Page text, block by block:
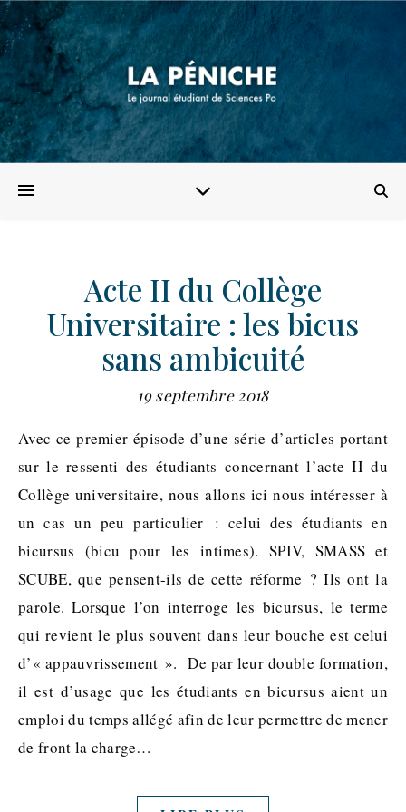
Acte II du Collège
Universitaire : les bicus
sans ambicuité
19 septembre 2018
Avec ce premier épisode d’une série d’articles portant
sur le ressenti des étudiants concernant l’acte II du
Collège universitaire, nous allons ici nous intéresser à
un cas un peu particulier : celui des étudiants en
bicursus (bicu pour les intimes). SPIV, SMASS et
SCUBE, que pensent-ils de cette réforme ? Ils ont la
parole. Lorsque l’on interroge les bicursus, le terme
qui revient le plus souvent dans leur bouche est celui
d’« appauvrissement ». De par leur double formation,
il est d’usage que les étudiants en bicursus aient un
emploi du temps allégé afin de leur permettre de mener
de front la charge…